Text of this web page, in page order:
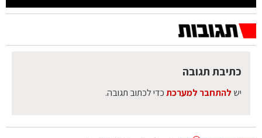
כתיבת תגובה
יש להתחבר למערכתכדי לכתוב תגובה.